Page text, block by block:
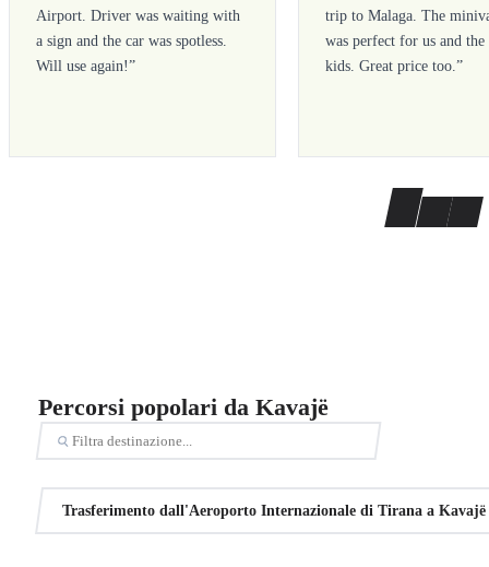
Airport. Driver was waiting with
a sign and the car was spotless.
Will use again!”
trip to Malaga. The
was perfect for us and the
kids. Great price too.”
Percorsi popolari da Kavajë
Trasferimento dall'Aeroporto Internazionale di Tirana a Kavajë